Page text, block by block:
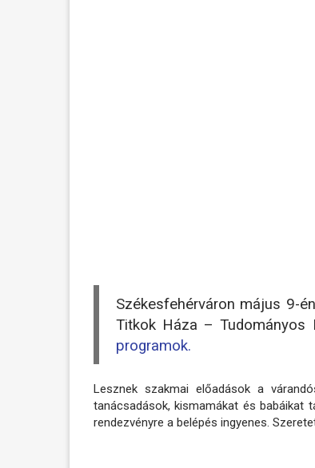
Székesfehérváron május 9-
Titkok Háza – Tudományos
programok.
Lesznek szakmai előadások a
tanácsadások, kismamákat és babáikat
rendezvényre a belépés ingyenes.